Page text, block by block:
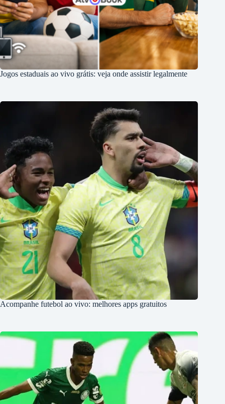
Jogos estaduais ao vivo grátis: veja onde assistir legalmente
Acompanhe futebol ao vivo: melhores apps gratuitos